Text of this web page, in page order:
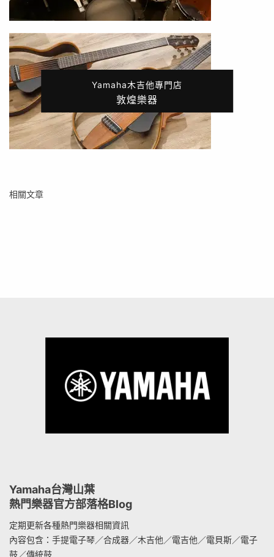
Yamaha木吉他專門店
敦煌樂器
相關文章
Yamaha台灣山葉
熱門樂器官方部落格Blog
定期更新各種熱門樂器相關資訊
內容包含：手提電子琴／合成器／木吉他／電吉他／電貝斯／電子
鼓／傳統鼓